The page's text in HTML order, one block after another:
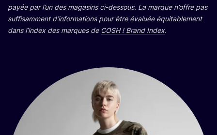
payée par l’un des maga­sins ci-des­sous. La marque n’offre pas
suf­fi­sam­ment d’in­for­ma­tions pour être éva­luée équi­ta­ble­ment
dans l’in­dex des marques de COSH! Brand Index.